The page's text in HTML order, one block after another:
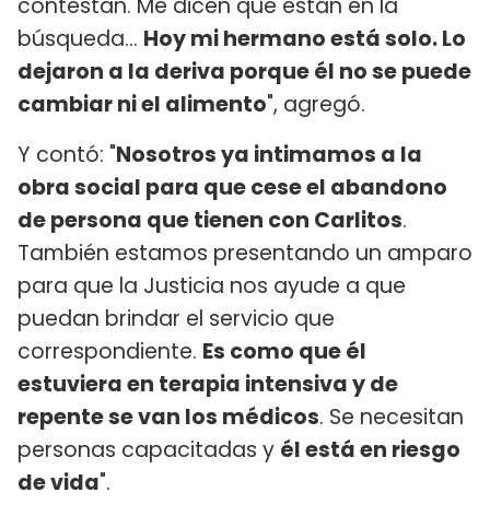
búsqueda... Hoy mi hermano está solo. Lo
dejaron a la deriva porque él no se puede
cambiar ni el alimento", agregó.
Y contó: "Nosotros ya intimamos a la
obra social para que cese el abandono
de persona que tienen con Carlitos.
También estamos presentando un amparo
para que la Justicia nos ayude a que
puedan brindar el servicio que
correspondiente. Es como que él
estuviera en terapia intensiva y de
repente se van los médicos. Se necesitan
personas capacitadas y él está en riesgo
de vida".